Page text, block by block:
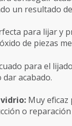
un resultado
para lijar y
de piezas
para el
acabado.
Muy
o